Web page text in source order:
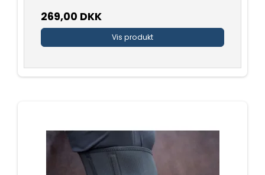
269,00 DKK
Vis produkt